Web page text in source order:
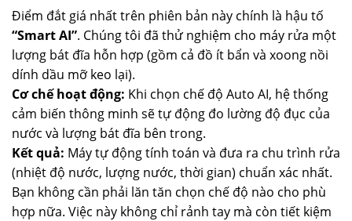
Điểm đắt giá nhất trên phiên bản này chính là hậu tố
“Smart AI”. Chúng tôi đã thử nghiệm cho máy rửa một
lượng bát đĩa hỗn hợp (gồm cả đồ ít bẩn và xoong nồi
dính dầu mỡ keo lại).
Cơ chế hoạt động: Khi chọn chế độ Auto AI, hệ thống
cảm biến thông minh sẽ tự động đo lường độ đục của
nước và lượng bát đĩa bên trong.
Kết quả: Máy tự động tính toán và đưa ra chu trình rửa
(nhiệt độ nước, lượng nước, thời gian) chuẩn xác nhất.
Bạn không cần phải lăn tăn chọn chế độ nào cho phù
hợp nữa. Việc này không chỉ rảnh tay mà còn tiết kiệm